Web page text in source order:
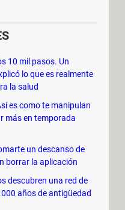
en una línea de
exacto en que
y más. Incluso
Y si viajaste
10 mil pasos. Un
lo que es realmente
la salud
es como te manipulan
más en temporada
un descanso de
borrar la aplicación
descubren una red de
años de antigüedad